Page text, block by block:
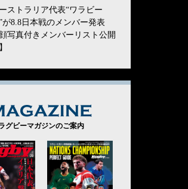
ストラリア代表“ワラビー
が8.8日本戦のメンバー発表
顔写真付きメンバーリスト公開
グビーマガジンのご案内